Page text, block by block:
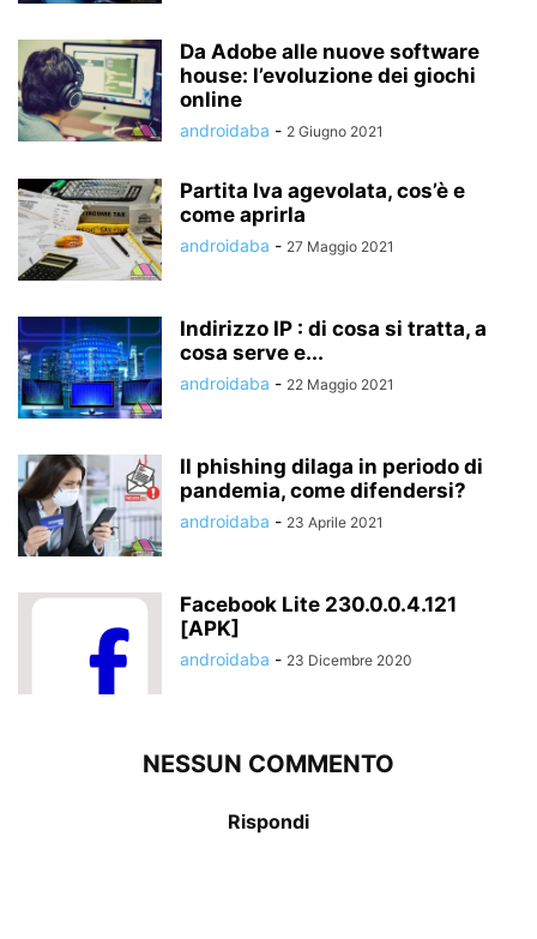
Da Adobe alle nuove software
house: l’evoluzione dei giochi
online
androidaba - 2 Giugno 2021
Partita Iva agevolata, cos’è e
come aprirla
androidaba - 27 Maggio 2021
Indirizzo IP : di cosa si tratta, a
cosa serve e...
androidaba - 22 Maggio 2021
Il phishing dilaga in periodo di
pandemia, come difendersi?
androidaba - 23 Aprile 2021
Facebook Lite 230.0.0.4.121
[APK]
androidaba - 23 Dicembre 2020
NESSUN COMMENTO
Rispondi